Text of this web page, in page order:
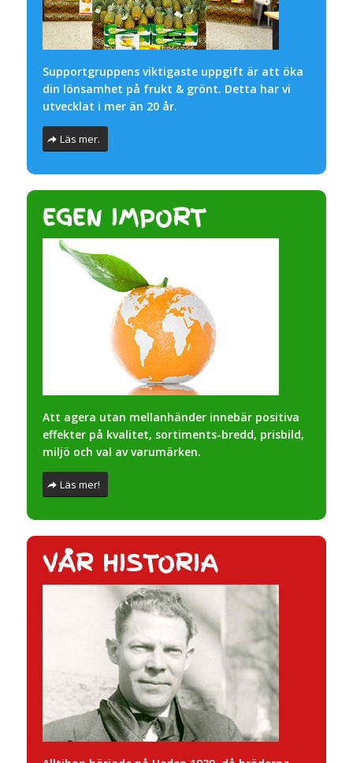
Supportgruppens viktigaste uppgift är att öka
din lönsamhet på frukt & grönt. Detta har vi
utvecklat i mer än 20 år.
Läs mer.
EGEN IMPORT..
Att agera utan mellanhänder innebär positiva
effekter på kvalitet, sortiments-bredd, prisbild,
miljö och val av varumärken.
Läs mer!
VÅR HISTORIA